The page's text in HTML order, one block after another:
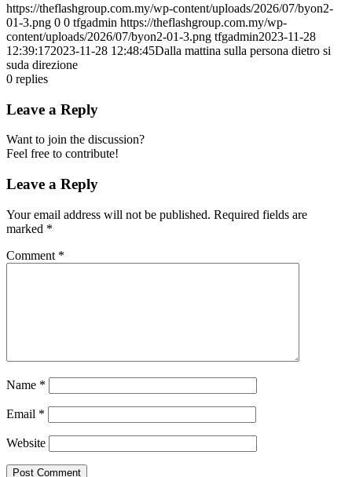
https://theflashgroup.com.my/wp-content/uploads/2026/07/byon2-
01-3.png 0 0 tfgadmin https://theflashgroup.com.my/wp-
content/uploads/2026/07/byon2-01-3.png tfgadmin2023-11-28
12:39:172023-11-28 12:48:45Dalla mattina sulla persona dietro si
suda direzione
0 replies
Leave a Reply
Want to join the discussion?
Feel free to contribute!
Leave a Reply
Your email address will not be published. Required fields are
marked *
Comment *
Name *
Email *
Website